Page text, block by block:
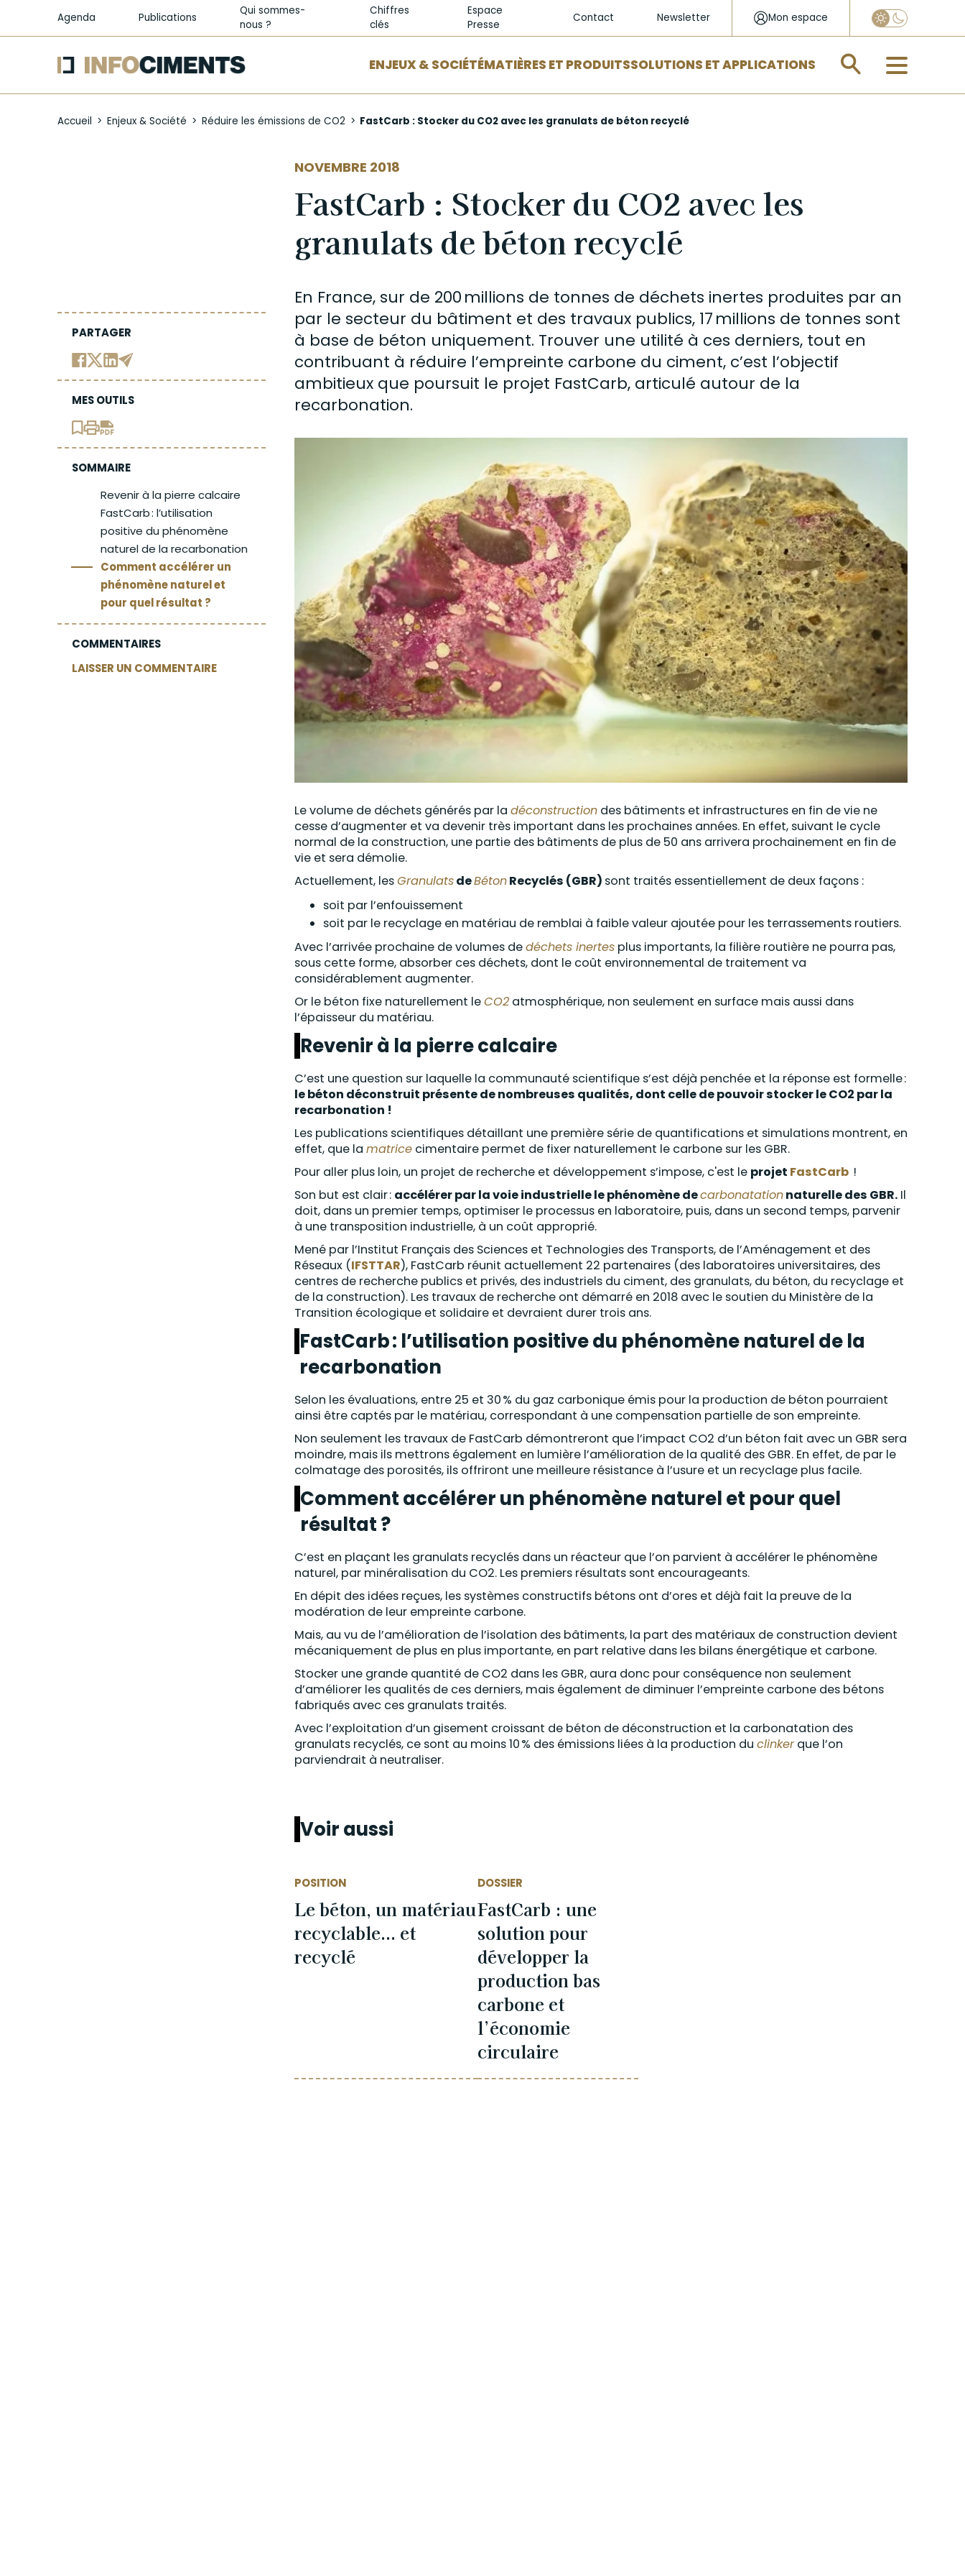
Agenda Publications
Qui sommes-
nous ?
Chiffres
clés
Espace
Presse
Contact Newsletter Mon espace
Appliquer
ENJEUX & SOCIÉTÉMATIÈRES ET PRODUITSSOLUTIONS ET APPLICATIONS
Accueil Enjeux & Société Réduire les émissions de CO2 FastCarb : Stocker du CO2 avec les granulats de béton recyclé
PARTAGER
MES OUTILS
SOMMAIRE
Revenir à la pierre calcaire
FastCarb : l’utilisation
positive du phénomène
naturel de la recarbonation
Comment accélérer un
phénomène naturel et
pour quel résultat ?
COMMENTAIRES
LAISSER UN COMMENTAIRE
NOVEMBRE 2018
FastCarb : Stocker du CO2 avec les
granulats de béton recyclé
En France, sur de 200 millions de tonnes de déchets inertes produites par an
par le secteur du bâtiment et des travaux publics, 17 millions de tonnes sont
à base de béton uniquement. Trouver une utilité à ces derniers, tout en
contribuant à réduire l’empreinte carbone du ciment, c’est l’objectif
ambitieux que poursuit le projet FastCarb, articulé autour de la
recarbonation.
Le volume de déchets générés par la déconstruction des bâtiments et infrastructures en fin de vie ne
cesse d’augmenter et va devenir très important dans les prochaines années. En effet, suivant le cycle
normal de la construction, une partie des bâtiments de plus de 50 ans arrivera prochainement en fin de
vie et sera démolie.
Actuellement, lesGranulatsdeBétonRecyclés (GBR) sont traités essentiellement de deux façons :
soit par l’enfouissement
soit par le recyclage en matériau de remblai à faible valeur ajoutée pour les terrassements routiers.
Avec l’arrivée prochaine de volumes dedéchets inertes plus importants, la filière routière ne pourra pas,
sous cette forme, absorber ces déchets, dont le coût environnemental de traitement va
considérablement augmenter.
Or le béton fixe naturellement leCO2 atmosphérique, non seulement en surface mais aussi dans
l’épaisseur du matériau.
Revenir à la pierre calcaire
C’est une question sur laquelle la communauté scientifique s’est déjà penchée et la réponse est formelle :
le béton déconstruit présente de nombreuses qualités, dont celle de pouvoir stocker le CO2 par la
recarbonation !
Les publications scientifiques détaillant une première série de quantifications et simulations montrent, en
effet, que la matrice cimentaire permet de fixer naturellement le carbone sur les GBR.
Pour aller plus loin, un projet de recherche et développement s’impose, c'est le projet FastCarb !
Son but est clair : accélérer par la voie industrielle le phénomène decarbonatationnaturelle des GBR. Il
doit, dans un premier temps, optimiser le processus en laboratoire, puis, dans un second temps, parvenir
à une transposition industrielle, à un coût approprié.
Mené par l’Institut Français des Sciences et Technologies des Transports, de l’Aménagement et des
Réseaux (IFSTTAR), FastCarb réunit actuellement 22 partenaires (des laboratoires universitaires, des
centres de recherche publics et privés, des industriels du ciment, des granulats, du béton, du recyclage et
de la construction). Les travaux de recherche ont démarré en 2018 avec le soutien du Ministère de la
Transition écologique et solidaire et devraient durer trois ans.
FastCarb : l’utilisation positive du phénomène naturel de la
recarbonation
Selon les évaluations, entre 25 et 30 % du gaz carbonique émis pour la production de béton pourraient
ainsi être captés par le matériau, correspondant à une compensation partielle de son empreinte.
Non seulement les travaux de FastCarb démontreront que l’impact CO2 d’un béton fait avec un GBR sera
moindre, mais ils mettrons également en lumière l’amélioration de la qualité des GBR. En effet, de par le
colmatage des porosités, ils offriront une meilleure résistance à l’usure et un recyclage plus facile.
Comment accélérer un phénomène naturel et pour quel
résultat ?
C’est en plaçant les granulats recyclés dans un réacteur que l’on parvient à accélérer le phénomène
naturel, par minéralisation du CO2. Les premiers résultats sont encourageants.
En dépit des idées reçues, les systèmes constructifs bétons ont d’ores et déjà fait la preuve de la
modération de leur empreinte carbone.
Mais, au vu de l’amélioration de l’isolation des bâtiments, la part des matériaux de construction devient
mécaniquement de plus en plus importante, en part relative dans les bilans énergétique et carbone.
Stocker une grande quantité de CO2 dans les GBR, aura donc pour conséquence non seulement
d’améliorer les qualités de ces derniers, mais également de diminuer l’empreinte carbone des bétons
fabriqués avec ces granulats traités.
Avec l’exploitation d’un gisement croissant de béton de déconstruction et la carbonatation des
granulats recyclés, ce sont au moins 10 % des émissions liées à la production du clinkerque l’on
parviendrait à neutraliser.
Voir aussi
POSITION
Le béton, un matériau
recyclable... et
recyclé
DOSSIER
FastCarb : une
solution pour
développer la
production bas
carbone et
l’économie
circulaire